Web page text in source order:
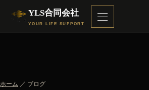
YLS合同会社
YOUR LIFE SUPPORT
ホーム ／ ブログ